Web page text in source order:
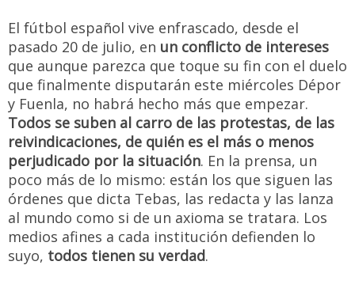
El fútbol español vive enfrascado, desde el
pasado 20 de julio, en un conflicto de intereses
que aunque parezca que toque su fin con el duelo
que finalmente disputarán este miércoles Dépor
y Fuenla, no habrá hecho más que empezar.
Todos se suben al carro de las protestas, de las
reivindicaciones, de quién es el más o menos
perjudicado por la situación. En la prensa, un
poco más de lo mismo: están los que siguen las
órdenes que dicta Tebas, las redacta y las lanza
al mundo como si de un axioma se tratara. Los
medios afines a cada institución defienden lo
suyo, todos tienen su verdad.